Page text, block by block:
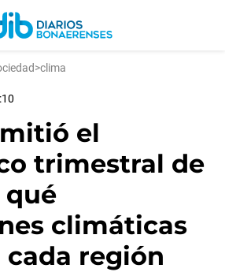
>clima
el
trimestral de
qué
climáticas
cada región